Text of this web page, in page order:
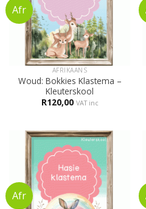
AFRIKAANS
Woud: Bokkies Klastema –
Kleuterskool
R120,00 VAT inc